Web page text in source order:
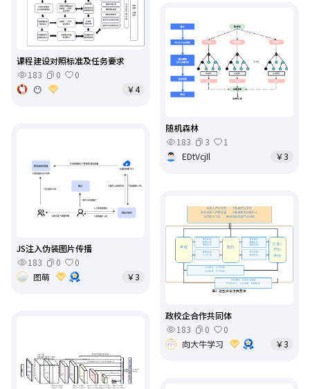
课程建设对照标准及任务要求
183
0
0
😶
￥4
随机森林
183
3
1
EDtVcjIl
￥3
JS注入伪装图片传播
183
0
0
图萌
￥3
政校企合作共同体
183
0
0
向大牛学习
￥3